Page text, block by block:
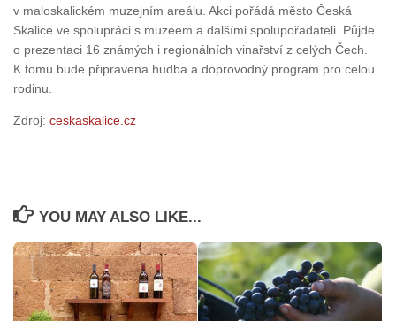
v maloskalickém muzejním areálu. Akci pořádá město Česká
Skalice ve spolupráci s muzeem a dalšími spolupořadateli. Půjde
o prezentaci 16 známých i regionálních vinařství z celých Čech.
K tomu bude připravena hudba a doprovodný program pro celou
rodinu.
Zdroj: ceskaskalice.cz
YOU MAY ALSO LIKE...